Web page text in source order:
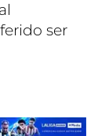
ser